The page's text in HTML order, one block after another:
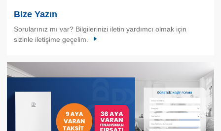
Bize Yazın
Sorularınız mı var? Bilgilerinizi iletin yardımcı olmak için
sizinle iletişime geçelim.